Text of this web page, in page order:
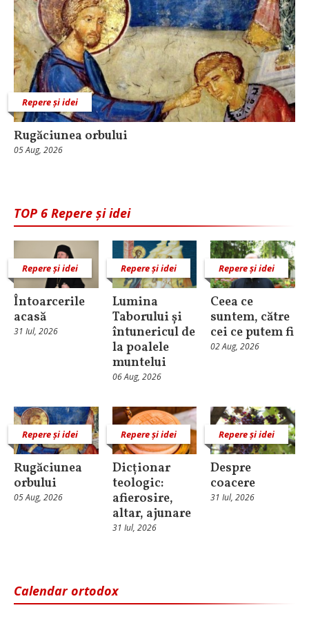
Repere și idei
Rugăciunea orbului
05 Aug, 2026
TOP 6 Repere și idei
Repere și idei
Întoarcerile
acasă
31 Iul, 2026
Repere și idei
Lumina
Taborului și
întunericul de
la poalele
muntelui
06 Aug, 2026
Repere și idei
Ceea ce
suntem, către
cei ce putem fi
02 Aug, 2026
Repere și idei
Rugăciunea
orbului
05 Aug, 2026
Repere și idei
Dicționar
teologic:
afierosire,
altar, ajunare
31 Iul, 2026
Repere și idei
Despre
coacere
31 Iul, 2026
Calendar ortodox